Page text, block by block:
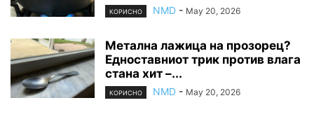
КОРИСНО NMD - May 20, 2026
Метална лажица на прозорец?
Едноставниот трик против влага
стана хит –...
КОРИСНО NMD - May 20, 2026